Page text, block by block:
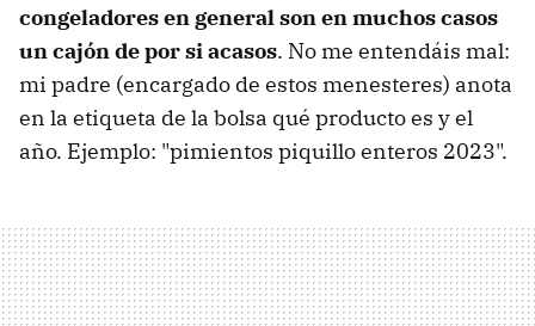
congeladores en general son en muchos casos
un cajón de por si acasos. No me entendáis mal:
mi padre (encargado de estos menesteres) anota
en la etiqueta de la bolsa qué producto es y el
año. Ejemplo: "pimientos piquillo enteros 2023".